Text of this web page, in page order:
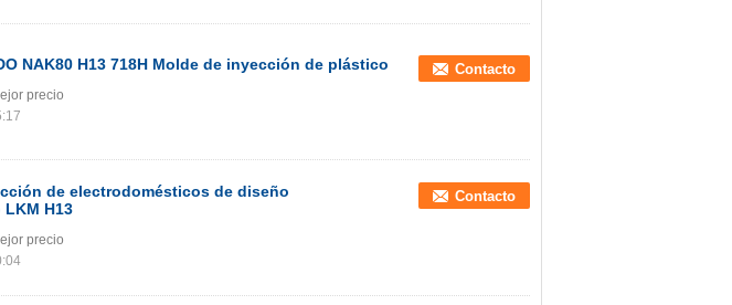
NAK80 H13 718H Molde de inyección de plástico Contacto
precio
de electrodomésticos de diseño
H13
Contacto
precio